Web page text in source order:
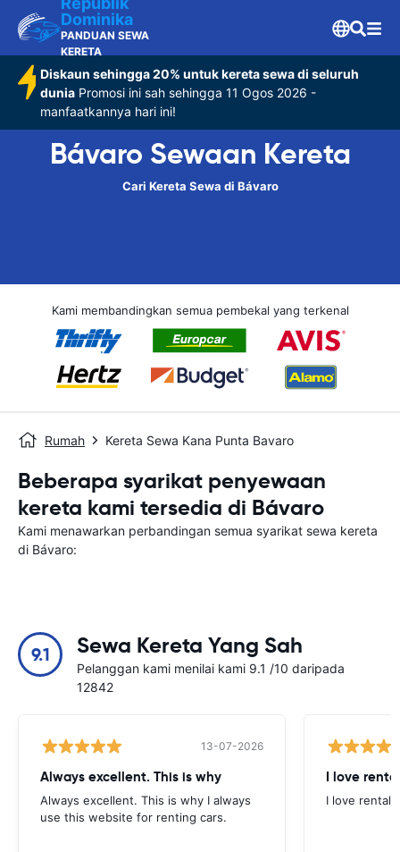
Dominika
PANDUAN SEWA
KERETA
Diskaun sehingga 20% untuk kereta sewa di seluruh
dunia Promosi ini sah sehingga 11 Ogos 2026 -
manfaatkannya hari ini!
Bávaro Sewaan Kereta
Cari Kereta Sewa di Bávaro
Kami membandingkan semua pembekal yang terkenal
Rumah Kereta Sewa Kana Punta Bavaro
Beberapa syarikat penyewaan
kereta kami tersedia di Bávaro
Kami menawarkan perbandingan semua syarikat sewa kereta
di Bávaro:
9.1 Sewa Kereta Yang Sah
Pelanggan kami menilai kami 9.1 /10 daripada
12842
13-07-2026
Always excellent. This is why
Always excellent. This is why I always
use this website for renting cars.
I love
I love rental